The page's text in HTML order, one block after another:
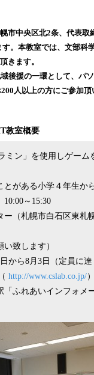
市中央区北2条、代表
。本教室では、文部
きます。
後援の一環として、パ
人以上の方にご参加頂
教室概要
ミン」を使用しゲー
がある小学４年生か
10:00～15:30
（札幌市白石区東札
致します）
から8月3日（定員に
http://www.cslab.co.jp/
ふれあいインフォメ